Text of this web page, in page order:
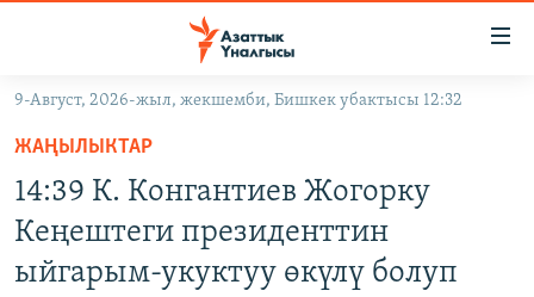
Навигацияга
өтүңүз
салыңыз
САЯСАТ
ДҮЙНӨ
УКРАИНА
9-Август, 2026-жыл, жекшемби, Бишкек убактысы 12:32
ЖАҢЫЛЫКТАР
14:39 К. Конгантиев Жогорку
Кеңештеги президенттин
ыйгарым-укуктуу өкүлү болуп